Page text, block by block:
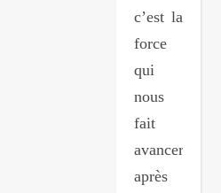
c’est la
force
qui
nous
fait
avancer,
après